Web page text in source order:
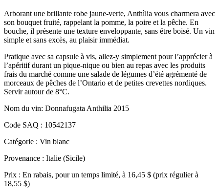
Arborant une brillante robe jaune-verte, Anthìlia vous charmera avec
son bouquet fruité, rappelant la pomme, la poire et la pêche. En
bouche, il présente une texture enveloppante, sans être boisé. Un vin
simple et sans excès, au plaisir immédiat.
Pratique avec sa capsule à vis, allez-y simplement pour l’apprécier à
l’apéritif durant un pique-nique ou bien au repas avec les produits
frais du marché comme une salade de légumes d’été agrémenté de
morceaux de pêches de l’Ontario et de petites crevettes nordiques.
Servir autour de 8°C.
Nom du vin: Donnafugata Anthilia 2015
Code SAQ : 10542137
Catégorie : Vin blanc
Provenance : Italie (Sicile)
Prix : En rabais, pour un temps limité, à 16,45 $ (prix régulier à
18,55 $)